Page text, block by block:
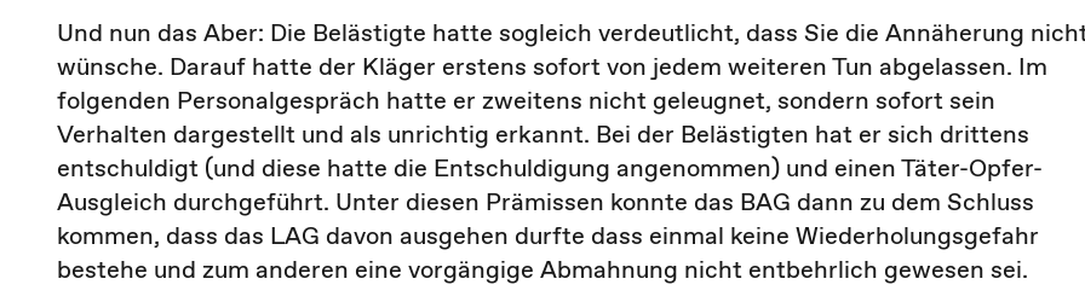
Und nun das Aber: Die Belästigte hatte sogleich verdeutlicht, dass Sie die Annäherung
wünsche. Darauf hatte der Kläger erstens sofort von jedem weiteren Tun abgelassen. Im
folgenden Personalgespräch hatte er zweitens nicht geleugnet, sondern sofort sein
Verhalten dargestellt und als unrichtig erkannt. Bei der Belästigten hat er sich drittens
entschuldigt (und diese hatte die Entschuldigung angenommen) und einen Täter-Opfer-
Ausgleich durchgeführt. Unter diesen Prämissen konnte das BAG dann zu dem Schluss
kommen, dass das LAG davon ausgehen durfte dass einmal keine Wiederholungsgefahr
bestehe und zum anderen eine vorgängige Abmahnung nicht entbehrlich gewesen sei.